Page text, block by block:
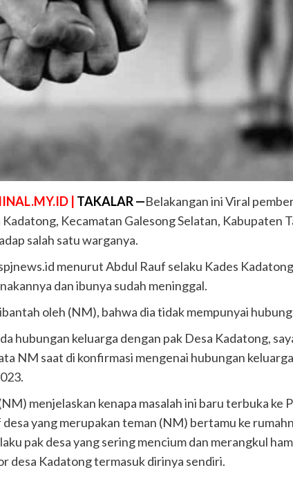
| TAKALAR —Belakangan ini Viral
Kadatong, Kecamatan Galesong Selatan, Kabupaten
salah satu warganya.
menurut Abdul Rauf selaku Kades
dan ibunya sudah meninggal.
oleh (NM), bahwa dia tidak mempunyai
hubungan keluarga dengan pak Desa Kadatong,
NM saat di konfirmasi mengenai hubungan
menjelaskan kenapa masalah ini baru terbuka ke
yang merupakan teman (NM) bertamu ke
pak desa yang sering mencium dan merangkul
desa Kadatong termasuk dirinya sendiri.